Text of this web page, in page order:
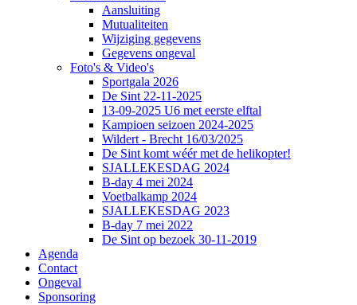
Aansluiting
Mutualiteiten
Wijziging gegevens
Gegevens ongeval
Foto's & Video's
Sportgala 2026
De Sint 22-11-2025
13-09-2025 U6 met eerste elftal
Kampioen seizoen 2024-2025
Wildert - Brecht 16/03/2025
De Sint komt wéér met de helikopter!
SJALLEKESDAG 2024
B-day 4 mei 2024
Voetbalkamp 2024
SJALLEKESDAG 2023
B-day 7 mei 2022
De Sint op bezoek 30-11-2019
Agenda
Contact
Ongeval
Sponsoring